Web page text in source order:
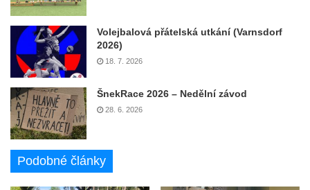
Volejbalová přátelská utkání (Varnsdorf
2026)
18. 7. 2026
ŠnekRace 2026 – Nedělní závod
28. 6. 2026
Podobné články